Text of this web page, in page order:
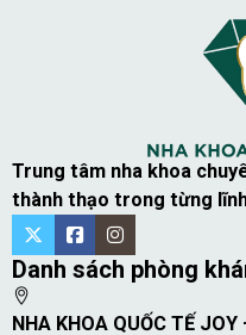
Trung tâm nha khoa
thành thạo trong từng
Danh sách phòng
NHA KHOA QUỐC TẾ JOY